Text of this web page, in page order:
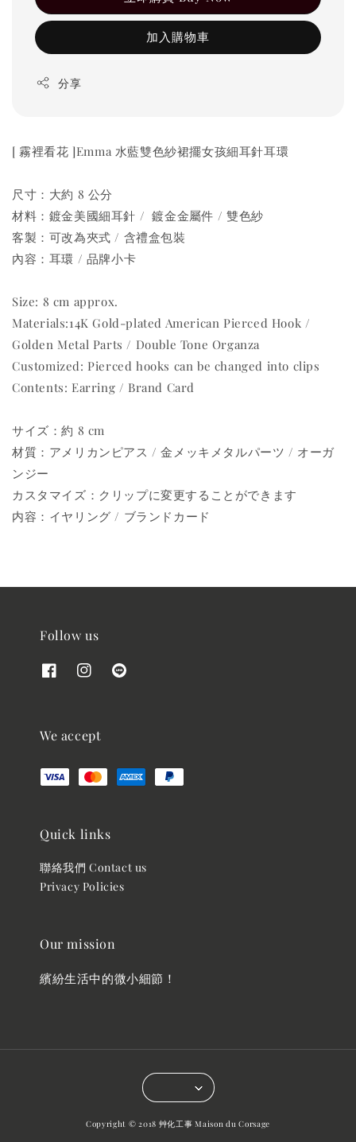
加入購物車
分享
[ 霧裡看花 ]Emma 水藍雙色紗裙擺女孩細耳針耳環
尺寸：大約 8 公分
材料：鍍金美國細耳針 / 鍍金金屬件 / 雙色紗
客製：可改為夾式 / 含禮盒包裝
內容：耳環 / 品牌小卡
Size: 8 cm approx.
Materials:14K Gold-plated American Pierced Hook /
Golden Metal Parts / Double Tone Organza
Customized: Pierced hooks can be changed into clips
Contents: Earring / Brand Card
サイズ：約 8 cm
材質：アメリカンピアス / 金メッキメタルパーツ / オーガ
ンジー
カスタマイズ：クリップに変更することができます
内容：イヤリング / ブランドカード
Follow us
We accept
Quick links
聯絡我們 Contact us
Privacy Policies
Our mission
繽紛生活中的微小細節！
Copyright © 2018 艸化工事 Maison du Corsage